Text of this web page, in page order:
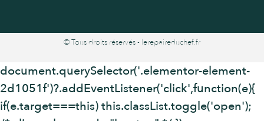
© Tous droits réservés - lerepaireduchef.fr
document.querySelector('.elementor-element-
2d1051f')?.addEventListener('click',function(e){
if(e.target===this) this.classList.toggle('open');